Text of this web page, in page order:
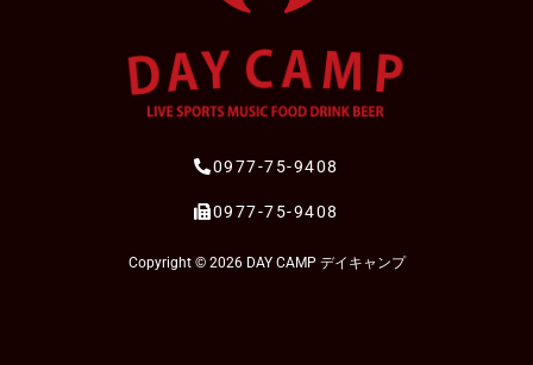
0977-75-9408
0977-75-9408
Copyright © 2026 DAY CAMP デイキャンプ